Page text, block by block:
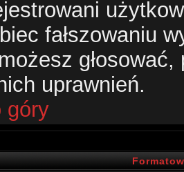
fałszowaniu
uprawnień.
góry